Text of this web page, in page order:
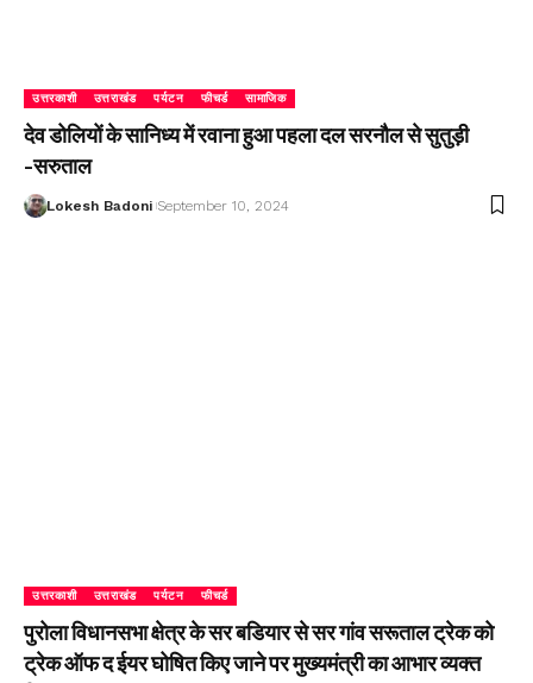
उत्तरकाशी उत्तराखंड पर्यटन फीचर्ड सामाजिक
देव डोलियों के सानिध्य में रवाना हुआ पहला दल सरनौल से सुतुड़ी
-सरुताल
Lokesh Badoni September 10, 2024
उत्तरकाशी उत्तराखंड पर्यटन फीचर्ड
पुरोला विधानसभा क्षेत्र के सर बडियार से सर गांव सरूताल ट्रेक को
ट्रेक ऑफ द ईयर घोषित किए जाने पर मुख्यमंत्री का आभार व्यक्त